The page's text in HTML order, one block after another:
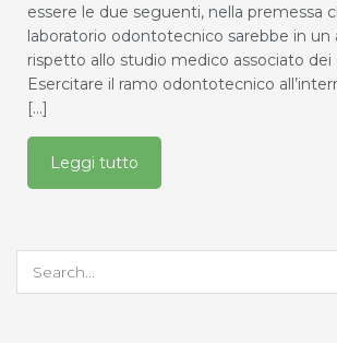
essere le due seguenti, nella premessa
laboratorio odontotecnico sarebbe in un
rispetto allo studio medico associato dei
Esercitare il ramo odontotecnico
[...]
Leggi tutto